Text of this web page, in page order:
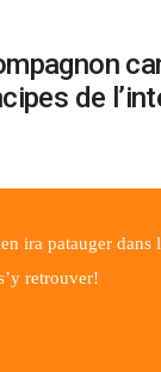
de
ira patauger
retrouver!